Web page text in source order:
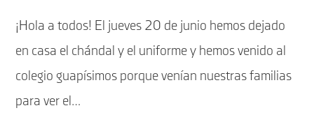
entrada:
entrada:
¡Hola a todos! El jueves 20 de junio hemos dejado
en casa el chándal y el uniforme y hemos venido al
colegio guapísimos porque venían nuestras familias
para ver el…